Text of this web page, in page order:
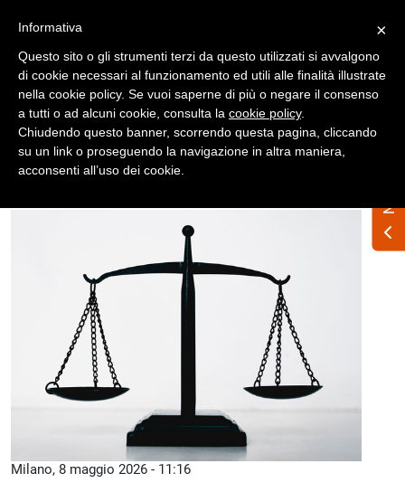
Accedi
Home News Nazionali
Milano, 8 maggio 2026 - 11:16
×
Informativa
Questo sito o gli strumenti terzi da questo utilizzati si avvalgono
di cookie necessari al funzionamento ed utili alle finalità illustrate
nella cookie policy. Se vuoi saperne di più o negare il consenso
a tutti o ad alcuni cookie, consulta la cookie policy.
Chiudendo questo banner, scorrendo questa pagina, cliccando
su un link o proseguendo la navigazione in altra maniera,
acconsenti all’uso dei cookie.